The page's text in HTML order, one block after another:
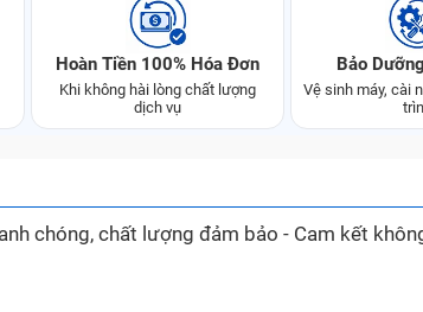
Hoàn Tiền 100% Hóa Đơn
Khi không hài lòng chất lượng
dịch vụ
Bảo
Vệ sinh máy, cài
chóng, chất lượng đảm bảo - Cam kết